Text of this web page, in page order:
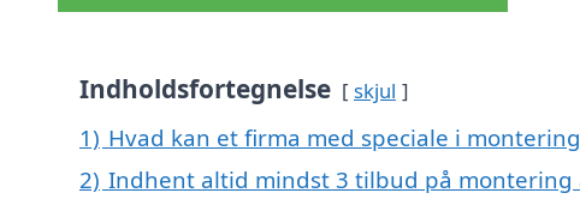
Indholdsfortegnelse skjul
1) Hvad kan et firma med speciale i
2) Indhent altid mindst 3 tilbud på montering